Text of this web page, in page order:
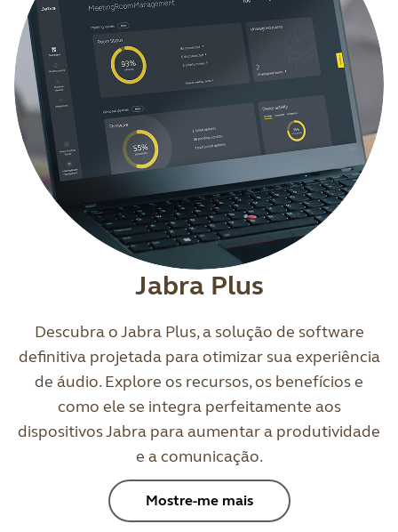
Jabra Plus
Descubra o Jabra Plus, a solução de software
definitiva projetada para otimizar sua experiência
de áudio. Explore os recursos, os benefícios e
como ele se integra perfeitamente aos
dispositivos Jabra para aumentar a produtividade
e a comunicação.
Mostre-me mais